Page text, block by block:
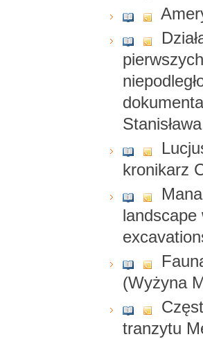
kronikarz
landscape
(Wyżyna
tranzytu